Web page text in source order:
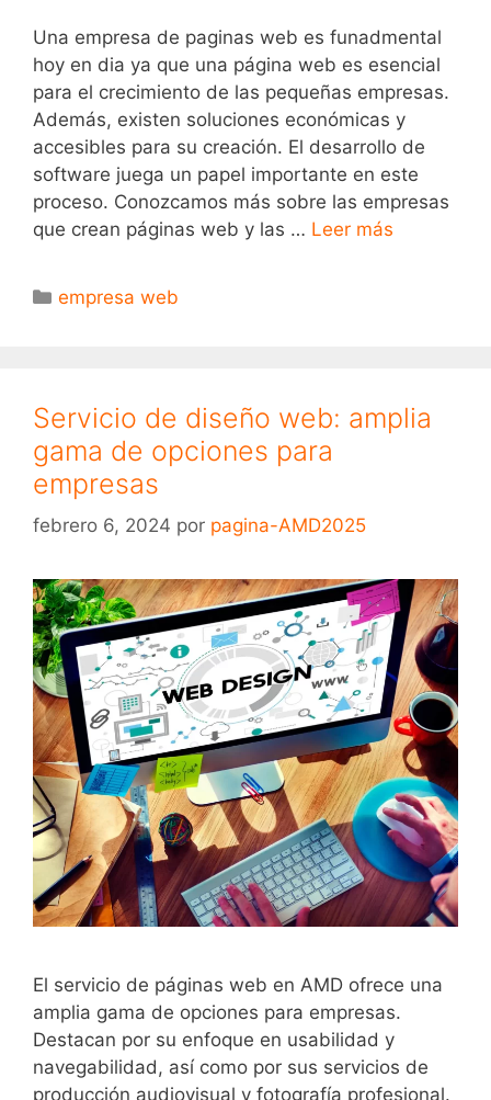
Una empresa de paginas web es funadmental
hoy en dia ya que una página web es esencial
para el crecimiento de las pequeñas empresas.
Además, existen soluciones económicas y
accesibles para su creación. El desarrollo de
software juega un papel importante en este
proceso. Conozcamos más sobre las empresas
que crean páginas web y las … Leer más
empresa web
Servicio de diseño web: amplia
gama de opciones para
empresas
febrero 6, 2024 por pagina-AMD2025
El servicio de páginas web en AMD ofrece una
amplia gama de opciones para empresas.
Destacan por su enfoque en usabilidad y
navegabilidad, así como por sus servicios de
producción audiovisual y fotografía profesional.